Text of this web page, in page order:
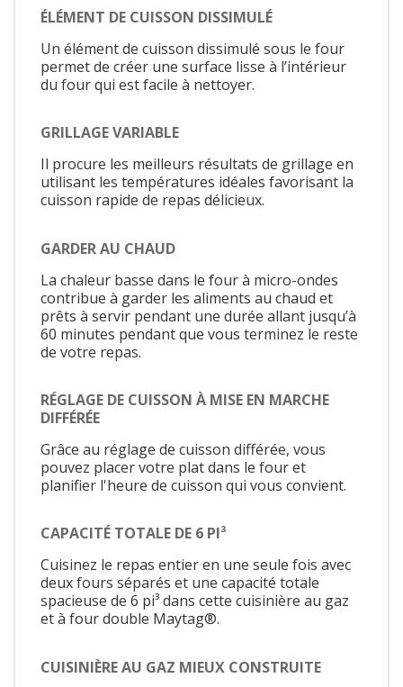
ÉLÉMENT DE CUISSON DISSIMULÉ
Un élément de cuisson dissimulé sous le four
permet de créer une surface lisse à l’intérieur
du four qui est facile à nettoyer.
GRILLAGE VARIABLE
Il procure les meilleurs résultats de grillage en
utilisant les températures idéales favorisant la
cuisson rapide de repas délicieux.
GARDER AU CHAUD
La chaleur basse dans le four à micro-ondes
contribue à garder les aliments au chaud et
prêts à servir pendant une durée allant jusqu’à
60 minutes pendant que vous terminez le reste
de votre repas.
RÉGLAGE DE CUISSON À MISE EN MARCHE
DIFFÉRÉE
Grâce au réglage de cuisson différée, vous
pouvez placer votre plat dans le four et
planifier l'heure de cuisson qui vous convient.
CAPACITÉ TOTALE DE 6 PI³
Cuisinez le repas entier en une seule fois avec
deux fours séparés et une capacité totale
spacieuse de 6 pi³ dans cette cuisinière au gaz
et à four double Maytag®.
CUISINIÈRE AU GAZ MIEUX CONSTRUITE